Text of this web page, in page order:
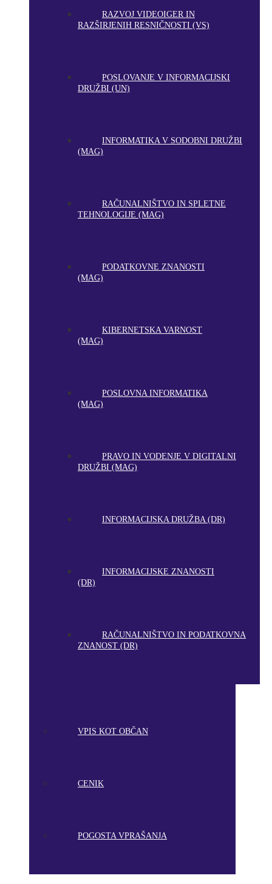
RAZVOJ VIDEOIGER IN
RAZŠIRJENIH RESNIČNOSTI (VS)
POSLOVANJE V INFORMACIJSKI
DRUŽBI (UN)
INFORMATIKA V SODOBNI DRUŽBI
(MAG)
RAČUNALNIŠTVO IN SPLETNE
TEHNOLOGIJE (MAG)
PODATKOVNE ZNANOSTI
(MAG)
KIBERNETSKA VARNOST
(MAG)
POSLOVNA INFORMATIKA
(MAG)
PRAVO IN VODENJE V DIGITALNI
DRUŽBI (MAG)
INFORMACIJSKA DRUŽBA (DR)
INFORMACIJSKE ZNANOSTI
(DR)
RAČUNALNIŠTVO IN PODATKOVNA
ZNANOST (DR)
VPIS KOT OBČAN
CENIK
POGOSTA VPRAŠANJA